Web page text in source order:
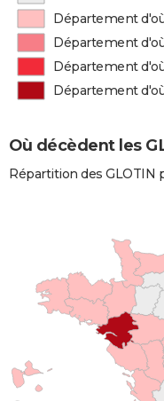
Département
Département
Département
Département
Où décèdent les
Répartition des GLOTIN